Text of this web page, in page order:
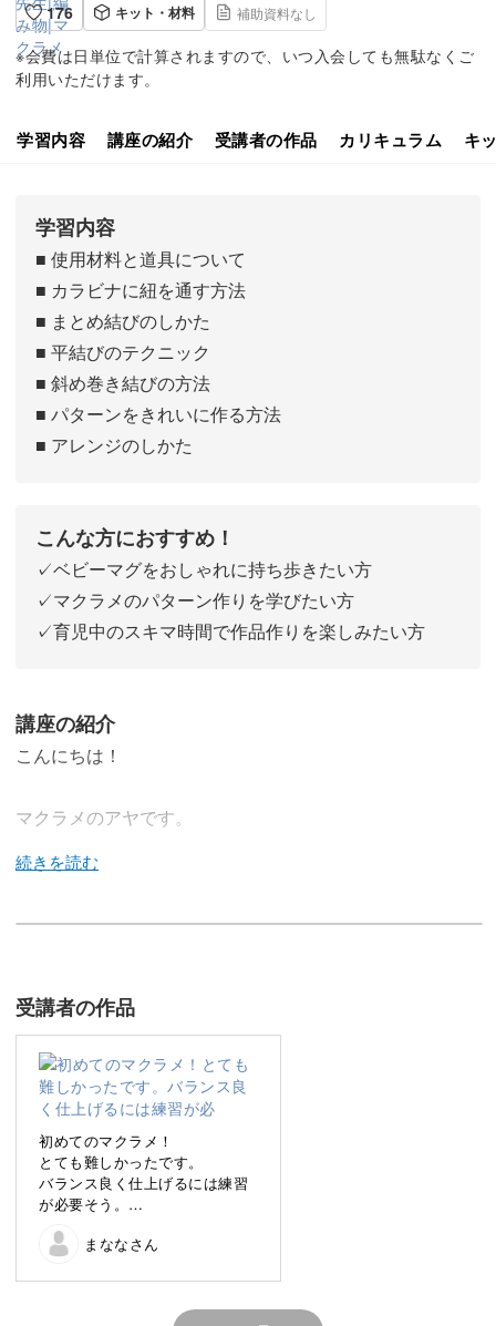
176
キット・材料 補助資料なし
※会費は日単位で計算されますので、いつ入会しても無駄なくご
利用いただけます。
学習内容 講座の紹介 受講者の作品 カリキュラム キ
学習内容
■ 使用材料と道具について
■ カラビナに紐を通す方法
■ まとめ結びのしかた
■ 平結びのテクニック
■ 斜め巻き結びの方法
■ パターンをきれいに作る方法
■ アレンジのしかた
こんな方におすすめ！
✓ベビーマグをおしゃれに持ち歩きたい方
✓マクラメのパターン作りを学びたい方
✓育児中のスキマ時間で作品作りを楽しみたい方
講座の紹介
こんにちは！
マクラメのアヤです。
マクラメのパターン作りを学びながら、大人かわいいナチ
ュラルテイストなアイテムが完成しますよ♪
カラビナリングをつけているので、マグだけでなくさまざ
まなものに使えます。
お出かけがちょっと楽しくなるような、素敵なマクラメ作
品を一緒に作っていきましょう！
受講者の作品
初めてのマクラメ！
とても難しかったです。
バランス良く仕上げるには練習
が必要そう。
ううちに愛着がわきそうなので
まななさん